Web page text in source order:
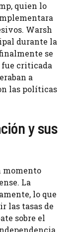
quien lo
Warsh
durante la
se
criticada
a
las políticas
y sus
momento
La
lo que
las tasas de
sobre el